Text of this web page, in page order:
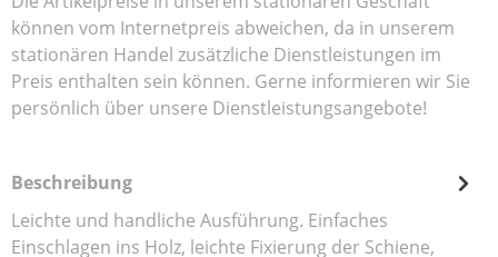
können vom Internetpreis abweichen, da in unserem
stationären Handel zusätzliche Dienstleistungen im
Preis enthalten sein können. Gerne informieren wir Sie
persönlich über unsere Dienstleistungsangebote!
Beschreibung
Leichte und handliche Ausführung. Einfaches
Einschlagen ins Holz, leichte Fixierung der Schiene,